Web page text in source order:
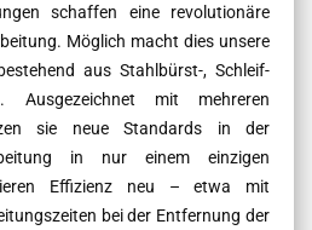
schaffen eine revolutionäre
Möglich macht dies unsere
aus Stahlbürst-, Schleif-
Ausgezeichnet mit mehreren
sie neue Standards in der
in nur einem einzigen
Effizienz neu – etwa mit
bei der Entfernung der